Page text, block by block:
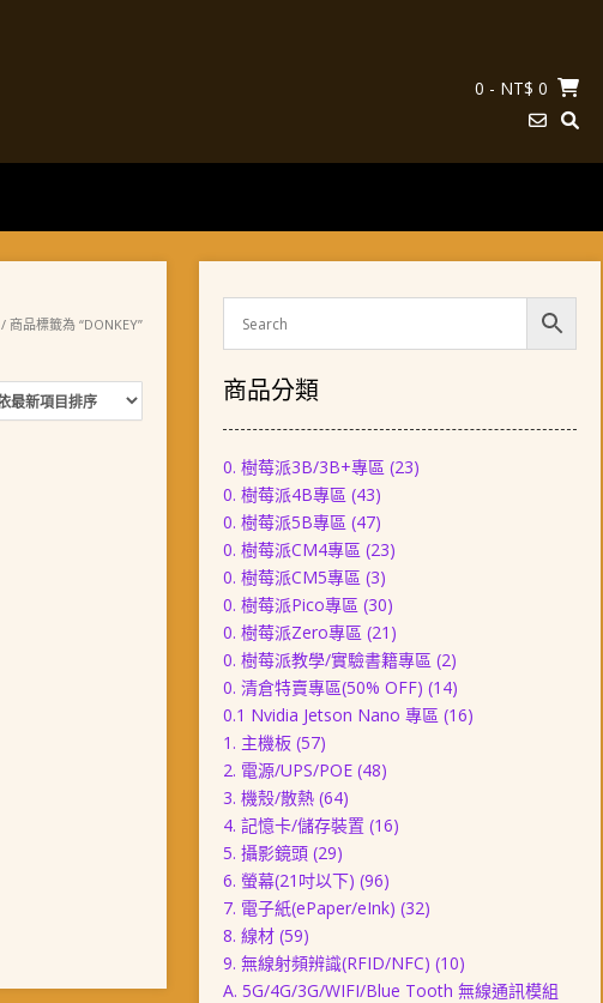
0 - NT$ 0
/ 商品標籤為 “DONKEY”
商品分類
0. 樹莓派3B/3B+專區 (23)
0. 樹莓派4B專區 (43)
0. 樹莓派5B專區 (47)
0. 樹莓派CM4專區 (23)
0. 樹莓派CM5專區 (3)
0. 樹莓派Pico專區 (30)
0. 樹莓派Zero專區 (21)
0. 樹莓派教學/實驗書籍專區 (2)
0. 清倉特賣專區(50% OFF) (14)
0.1 Nvidia Jetson Nano 專區 (16)
1. 主機板 (57)
2. 電源/UPS/POE (48)
3. 機殼/散熱 (64)
4. 記憶卡/儲存裝置 (16)
5. 攝影鏡頭 (29)
6. 螢幕(21吋以下) (96)
7. 電子紙(ePaper/eInk) (32)
8. 線材 (59)
9. 無線射頻辨識(RFID/NFC) (10)
A. 5G/4G/3G/WIFI/Blue Tooth 無線通訊模組